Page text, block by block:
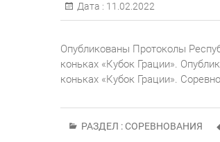
Дата : 11.02.2022
Опубликованы Протоколы
коньках «Кубок Грации».
коньках «Кубок Грации».
РАЗДЕЛ :СОРЕВНОВАНИЯ